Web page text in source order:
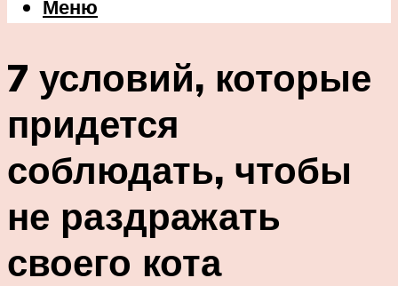
Меню
7 условий, которые
придется
соблюдать, чтобы
не раздражать
своего кота